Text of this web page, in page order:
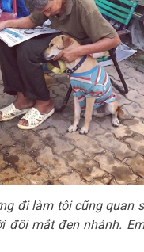
đi làm tôi cũng quan
đôi mắt đen nhánh.